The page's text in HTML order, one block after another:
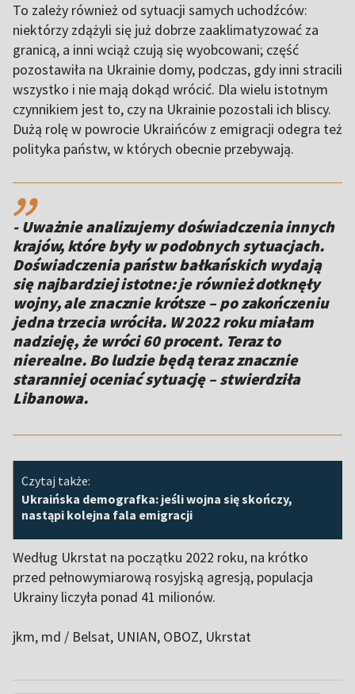
To zależy również od sytuacji samych uchodźców:
niektórzy zdążyli się już dobrze zaaklimatyzować za
granicą, a inni wciąż czują się wyobcowani; część
pozostawiła na Ukrainie domy, podczas, gdy inni stracili
wszystko i nie mają dokąd wrócić. Dla wielu istotnym
czynnikiem jest to, czy na Ukrainie pozostali ich bliscy.
Dużą rolę w powrocie Ukraińców z emigracji odegra też
polityka państw, w których obecnie przebywają.
,,
- Uważnie analizujemy doświadczenia innych
krajów, które były w podobnych sytuacjach.
Doświadczenia państw bałkańskich wydają
się najbardziej istotne: je również dotknęły
wojny, ale znacznie krótsze – po zakończeniu
jedna trzecia wróciła. W 2022 roku miałam
nadzieję, że wróci 60 procent. Teraz to
nierealne. Bo ludzie będą teraz znacznie
staranniej oceniać sytuację – stwierdziła
Libanowa.
Czytaj także:
Ukraińska demografka: jeśli wojna się skończy,
nastąpi kolejna fala emigracji
Według Ukrstat na początku 2022 roku, na krótko
przed pełnowymiarową rosyjską agresją, populacja
Ukrainy liczyła ponad 41 milionów.
jkm, md / Belsat, UNIAN, OBOZ, Ukrstat